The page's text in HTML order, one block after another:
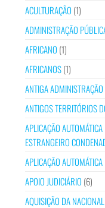
ACULTURAÇÃO (1)
ADMINISTRAÇÃO
AFRICANO (1)
AFRICANOS(1)
ANTIGA
ANTIGOS TERRITÓRIOS
APLICAÇÃO
ESTRANGEIRO
APLICAÇÃO
APOIO JUDICIÁRIO (6)
AQUISIÇÃO DA